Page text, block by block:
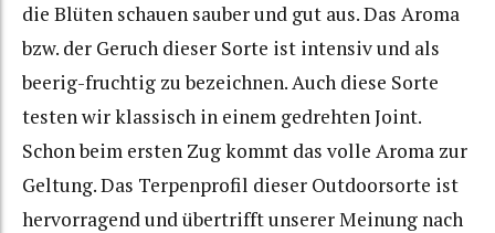
die Blüten schauen sauber und gut aus. Das Aroma
bzw. der Geruch dieser Sorte ist intensiv und als
beerig-fruchtig zu bezeichnen. Auch diese Sorte
testen wir klassisch in einem gedrehten Joint.
Schon beim ersten Zug kommt das volle Aroma zur
Geltung. Das Terpenprofil dieser Outdoorsorte ist
hervorragend und übertrifft unserer Meinung nach